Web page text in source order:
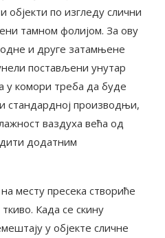
по изгледу слични
тамном фолијом. За ову
и друге затамњене
постављени унутар
у комори треба да буде
стандардној производњи,
ваздуха већа од
додатним
месту пресека створиће
Када се скину
у објекте сличне